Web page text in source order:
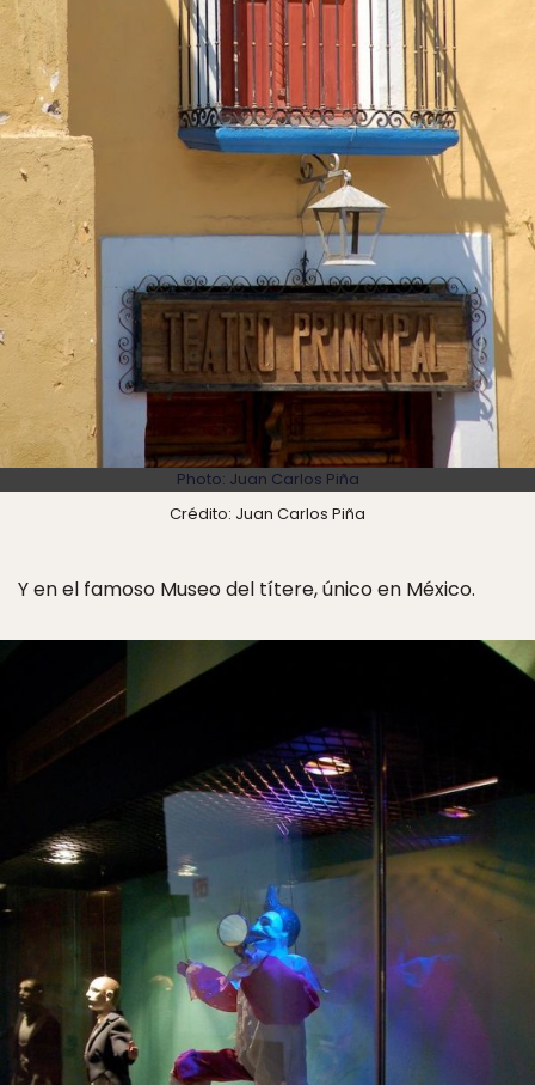
Photo: Juan Carlos Piña
Crédito: Juan Carlos Piña
Y en el famoso Museo del títere, único en México.